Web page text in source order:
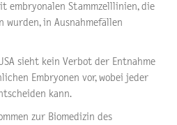
embryonalen Stammzelllinien, die
wurden, in Ausnahmefällen
sieht kein Verbot der Entnahme
Embryonen vor, wobei jeder
kann.
zur Biomedizin des